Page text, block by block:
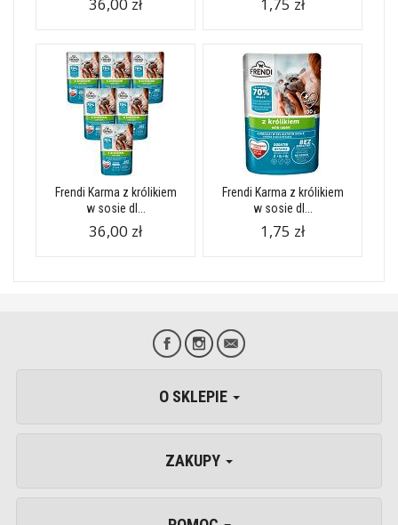
Frendi Karma z królikiem
w sosie dl...
36,00 zł
Frendi Karma z królikiem
w sosie dl...
1,75 zł
O SKLEPIE
ZAKUPY